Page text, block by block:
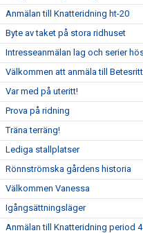
Anmälan till Knatteridning ht-20
Byte av taket på stora ridhuset
Intresseanmälan lag och serier
Välkommen att anmäla till
Var med på uteritt!
Prova på ridning
Träna terräng!
Lediga stallplatser
Rönnströmska gårdens historia
Välkommen Vanessa
Igångsättningsläger
Anmälan till Knatteridning period